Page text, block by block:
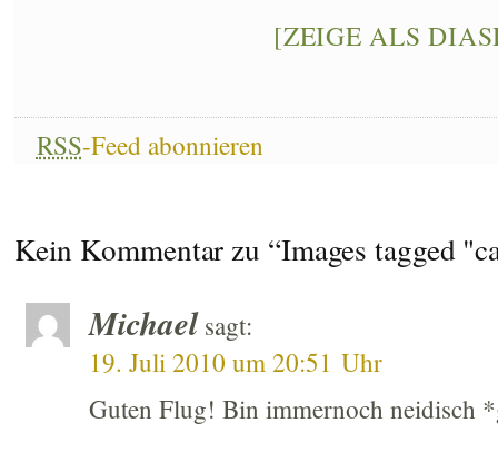
[ZEIGE ALS
RSS-Feed abonnieren
Kein Kommentar zu “Images tagged
Michael sagt:
19. Juli 2010 um 20:51 Uhr
Guten Flug! Bin immernoch neidisch